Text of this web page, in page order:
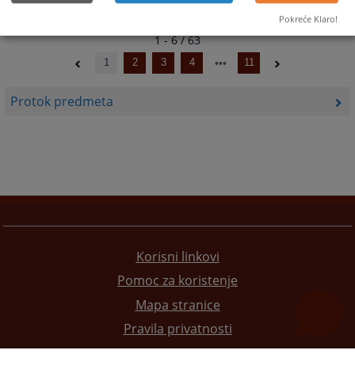
Protok predmeta
1 - 6 / 63
1 2 3 4 11
Korisni linkovi
Pomoc za koristenje
Mapa stranice
Pravila privatnosti
Pokreće Klaro!